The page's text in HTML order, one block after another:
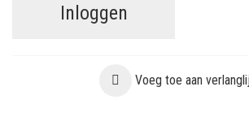
Inloggen
Voeg toe aan